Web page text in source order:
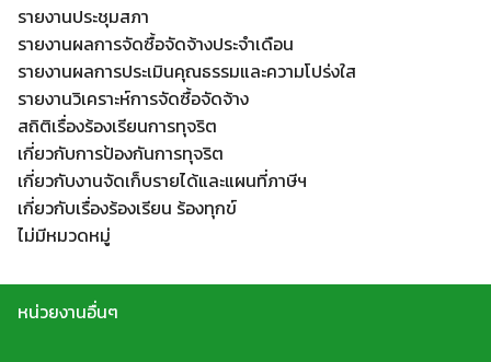
Search
for:
Search
รายงานประชุมสภา
รายงานผลการจัดซื้อจัดจ้างประจำเดือน
รายงานผลการประเมินคุณธรรมและความโปร่งใส
รายงานวิเคราะห์การจัดซื้อจัดจ้าง
สถิติเรื่องร้องเรียนการทุจริต
เกี่ยวกับการป้องกันการทุจริต
เกี่ยวกับงานจัดเก็บรายได้และแผนที่ภาษีฯ
เกี่ยวกับเรื่องร้องเรียน ร้องทุกข์
ไม่มีหมวดหมู่
หน่วยงานอื่นๆ